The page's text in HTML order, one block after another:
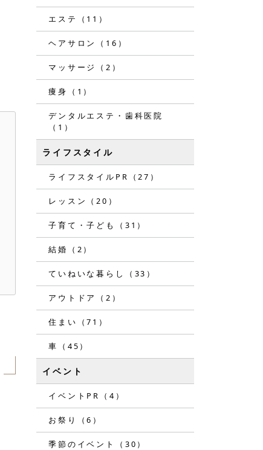
エステ（11）
ヘアサロン（16）
マッサージ（2）
痩身（1）
デンタルエステ・歯科医院
（1）
ライフスタイル
ライフスタイルPR（27）
レッスン（20）
子育て・子ども（31）
結婚（2）
ていねいな暮らし（33）
アウトドア（2）
住まい（71）
車（45）
イベント
イベントPR（4）
お祭り（6）
季節のイベント（30）